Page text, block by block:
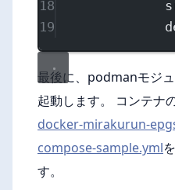
18
19
最後に、podmanモジ
起動します。 コンテナ
docker-mirakurun-
compose-sample.yml
す。